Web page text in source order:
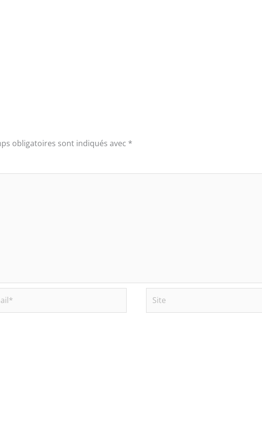
obligatoires sont indiqués avec *